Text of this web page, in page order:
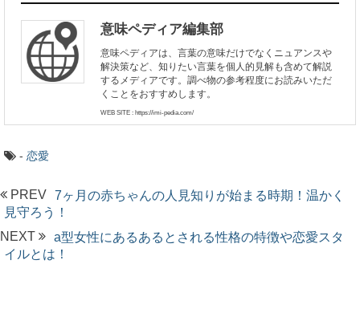
意味ペディア編集部
意味ペディアは、言葉の意味だけでなくニュアンスや
解決策など、知りたい言葉を個人的見解も含めて解説
するメディアです。調べ物の参考程度にお読みいただ
くことをおすすめします。
WEB SITE : https://imi-pedia.com/
- 恋愛
PREV 7ヶ月の赤ちゃんの人見知りが始まる時期！温かく
見守ろう！
NEXT
a型女性にあるあるとされる性格の特徴や恋愛スタ
イルとは！